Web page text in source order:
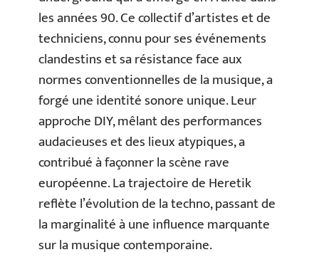
les années 90. Ce collectif d’artistes et de
techniciens, connu pour ses événements
clandestins et sa résistance face aux
normes conventionnelles de la musique, a
forgé une identité sonore unique. Leur
approche DIY, mêlant des performances
audacieuses et des lieux atypiques, a
contribué à façonner la scène rave
européenne. La trajectoire de Heretik
reflète l’évolution de la techno, passant de
la marginalité à une influence marquante
sur la musique contemporaine.